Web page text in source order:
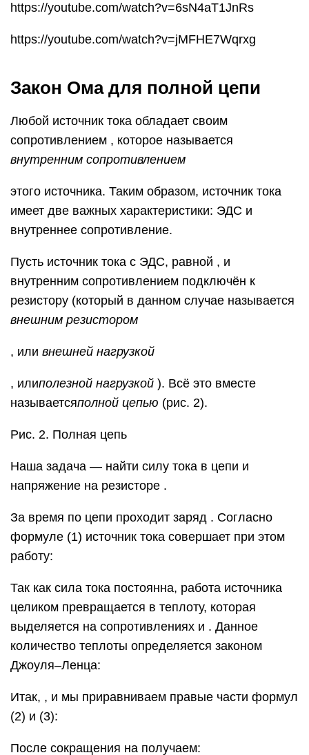
https://youtube.com/watch?v=6sN4aT1JnRs
https://youtube.com/watch?v=jMFHE7Wqrxg
Закон Ома для полной цепи
Любой источник тока обладает своим
сопротивлением , которое называется
внутренним сопротивлением
этого источника. Таким образом, источник тока
имеет две важных характеристики: ЭДС и
внутреннее сопротивление.
Пусть источник тока с ЭДС, равной , и
внутренним сопротивлением подключён к
резистору (который в данном случае называется
внешним резистором
, или внешней нагрузкой
, илиполезной нагрузкой ). Всё это вместе
называетсяполной цепью (рис. 2).
Рис. 2. Полная цепь
Наша задача — найти силу тока в цепи и
напряжение на резисторе .
За время по цепи проходит заряд . Согласно
формуле (1) источник тока совершает при этом
работу:
Так как сила тока постоянна, работа источника
целиком превращается в теплоту, которая
выделяется на сопротивлениях и . Данное
количество теплоты определяется законом
Джоуля–Ленца:
Итак, , и мы приравниваем правые части формул
(2) и (3):
После сокращения на получаем: